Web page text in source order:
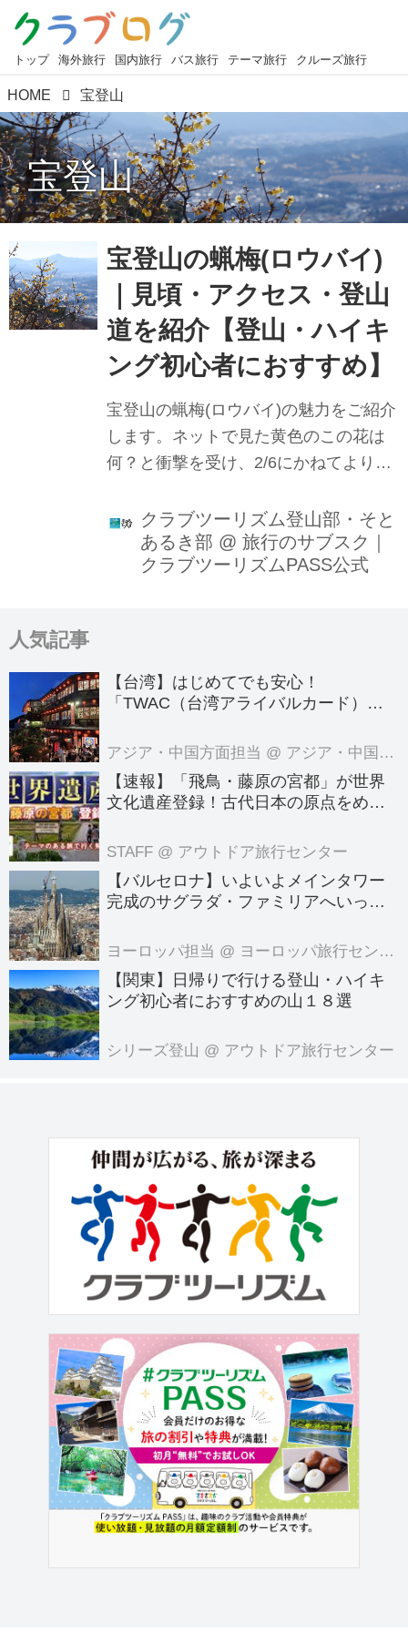
トップ 海外旅行 国内旅行 バス旅行 テーマ旅行 クルーズ旅行
HOME 宝登山
宝登山
宝登山の蝋梅(ロウバイ)
｜見頃・アクセス・登山
道を紹介【登山・ハイキ
ング初心者におすすめ】
宝登山の蝋梅(ロウバイ)の魅力をご紹介
します。ネットで見た黄色のこの花は
何？と衝撃を受け、2/6にかねてよりず
見てまいりました。ロウバイの見頃、
アクセス、登山道の様子など、写真付
きで解説いたします。蝋梅が咲く時期
クラブツーリズム登山部・そと
あるき部 @ 旅行のサブスク｜
クラブツーリズムPASS公式
人気記事
【台湾】はじめてでも安心！
「TWAC（台湾アライバルカード）」
アジア・中国方面担当 @ アジア・中国旅行センター
【速報】「飛鳥・藤原の宮都」が世界
文化遺産登録！古代日本の原点をめぐ
のテーマのある旅
STAFF @ アウトドア旅行センター
【バルセロナ】いよいよメインタワー
完成のサグラダ・ファミリアへいって
ヨーロッパ担当 @ ヨーロッパ旅行センター
【関東】日帰りで行ける登山・ハイキ
ング初心者におすすめの山１８選
シリーズ登山 @ アウトドア旅行センター